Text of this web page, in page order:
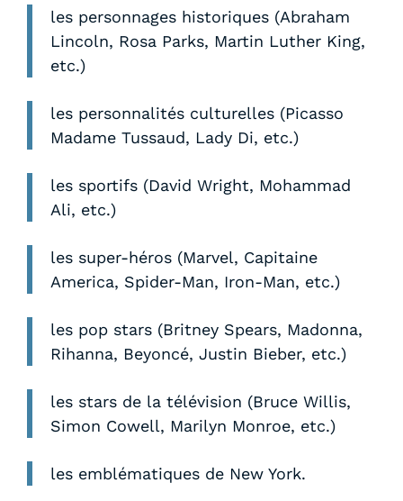
les personnages historiques (Abraham
Lincoln, Rosa Parks, Martin Luther King,
etc.)
les personnalités culturelles (Picasso
Madame Tussaud, Lady Di, etc.)
les sportifs (David Wright, Mohammad
Ali, etc.)
les super-héros (Marvel, Capitaine
America, Spider-Man, Iron-Man, etc.)
les pop stars (Britney Spears, Madonna,
Rihanna, Beyoncé, Justin Bieber, etc.)
les stars de la télévision (Bruce Willis,
Simon Cowell, Marilyn Monroe, etc.)
les emblématiques de New York.